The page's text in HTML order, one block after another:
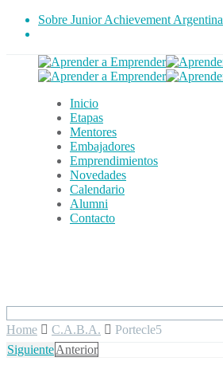
Sobre Junior Achievement Argentina
Inicio
Etapas
Mentores
Embajadores
Emprendimientos
Novedades
Calendario
Alumni
Contacto
Home C.A.B.A.
Portecle5
SiguienteAnterior